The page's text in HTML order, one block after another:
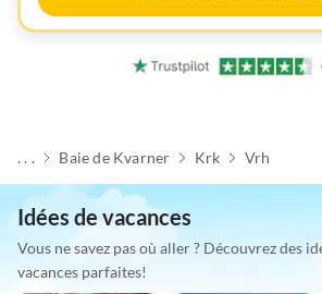
. . . Baie de Kvarner Krk Vrh
Idées de vacances
Vous ne savez pas où aller ? Découvrez des
vacances parfaites!